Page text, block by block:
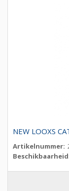
NEW LOOXS
Artikelnummer: